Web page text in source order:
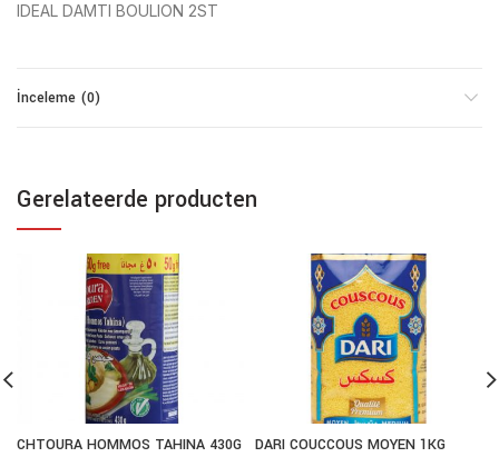
IDEAL DAMTI BOULION 2ST
İnceleme (0)
Gerelateerde producten
CHTOURA HOMMOS TAHINA 430G DARI COUCCOUS MOYEN 1KG